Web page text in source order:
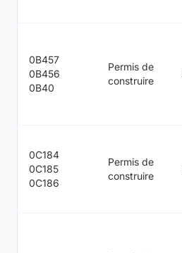
0B457
0B456
0B40
Permis de
construire
0C184
0C185
0C186
Permis de
construire